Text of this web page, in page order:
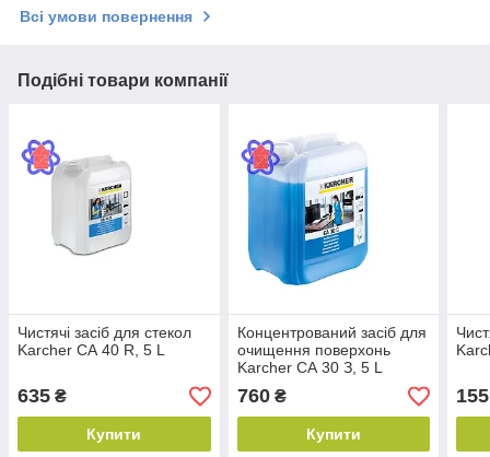
Всі умови повернення
Подібні товари компанії
Чистячі засіб для стекол
Karcher СА 40 R, 5 L
635 ₴
Купити
Концентрований засіб для
очищення поверхонь
Karcher СА 30 З, 5 L
760₴
Купити
155